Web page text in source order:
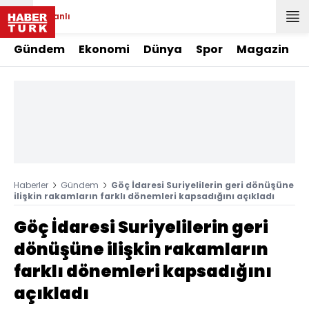
Canlı
Gündem Ekonomi Dünya Spor Magazin
Haberler Gündem
Göç İdaresi Suriyelilerin geri dönüşüne
ilişkin rakamların farklı dönemleri kapsadığını açıkladı
Göç İdaresi Suriyelilerin geri
dönüşüne ilişkin rakamların
farklı dönemleri kapsadığını
açıkladı